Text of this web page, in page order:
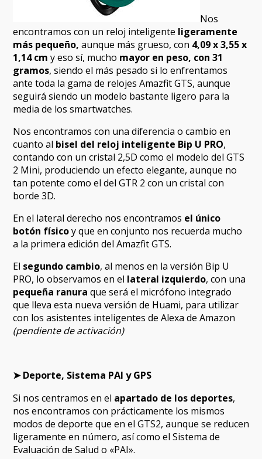
Nos
encontramos con un reloj inteligente ligeramente
más pequeño, aunque más grueso, con 4,09 x 3,55 x
1,14 cm y eso sí, mucho mayor en peso, con 31
gramos, siendo el más pesado si lo enfrentamos
ante toda la gama de relojes Amazfit GTS, aunque
seguirá siendo un modelo bastante ligero para la
media de los smartwatches.
Nos encontramos con una diferencia o cambio en
cuanto al bisel del reloj inteligente Bip U PRO,
contando con un cristal 2,5D como el modelo del GTS
2 Mini, produciendo un efecto elegante, aunque no
tan potente como el del GTR 2 con un cristal con
borde 3D.
En el lateral derecho nos encontramos el único
botón físicoy que en conjunto nos recuerda mucho
a la primera edición del Amazfit GTS.
El segundo cambio, al menos en la versión Bip U
PRO, lo observamos en el lateral izquierdo, con una
pequeña ranura que será el micrófono integrado
que lleva esta nueva versión de Huami, para utilizar
con los asistentes inteligentes de Alexa de Amazon
(pendiente de activación)
➤ Deporte, Sistema PAI y GPS
Si nos centramos en el apartado de los deportes,
nos encontramos con prácticamente los mismos
modos de deporte que en el GTS2, aunque se reducen
ligeramente en número, así como el Sistema de
Evaluación de Salud o «PAI».